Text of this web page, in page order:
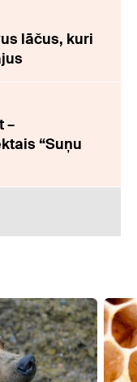
lāčus, kuri
–
“Suņu